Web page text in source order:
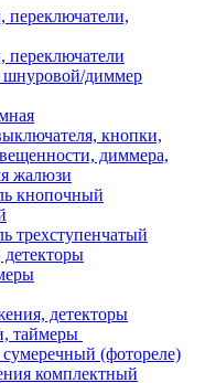
переключатели
диммер
кнопки,
диммера,
жалюзи
кнопочный
трехступенчатый
детекторы
таймеры
(фотореле)
комплектный